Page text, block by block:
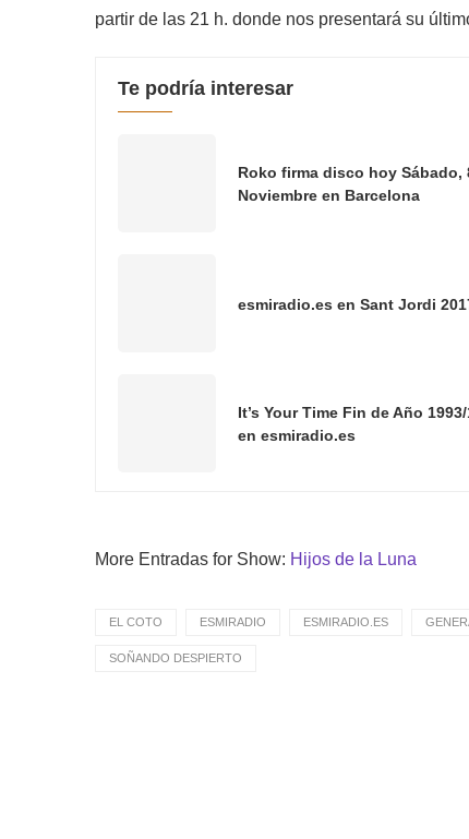
partir de las 21 h. donde nos presentará su
Te podría interesar
Roko firma disco hoy Sábado,
Noviembre en Barcelona
esmiradio.es en Sant Jordi
It’s Your Time Fin de Año
en esmiradio.es
More Entradas for Show: Hijos de la Luna
EL COTO ESMIRADIO ESMIRADIO.ES
SOÑANDO DESPIERTO